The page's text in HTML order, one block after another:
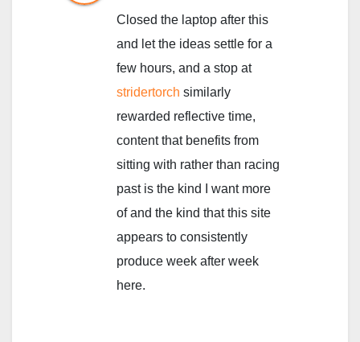
Closed the laptop after this
and let the ideas settle for a
few hours, and a stop at
stridertorch similarly
rewarded reflective time,
content that benefits from
sitting with rather than racing
past is the kind I want more
of and the kind that this site
appears to consistently
produce week after week
here.